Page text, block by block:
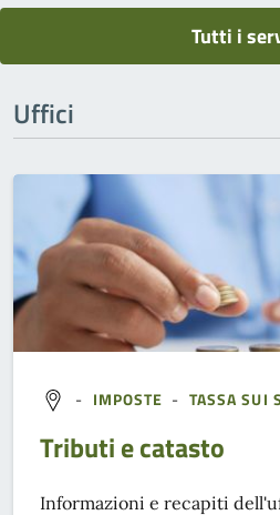
Tutti i
Uffici
- IMPOSTE - TASSA SUI
Tributi e catasto
Informazioni e recapiti